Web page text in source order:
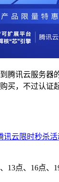
腾讯云服务器
买，不过认证
讯云限时秒杀
13点、16点、